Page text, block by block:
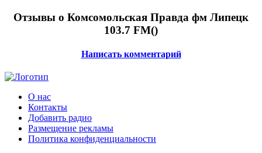
Отзывы о Комсомольская Правда фм Липецк
103.7 FM()
Написать комментарий
О нас
Контакты
Добавить радио
Размещение рекламы
Политика конфиденциальности